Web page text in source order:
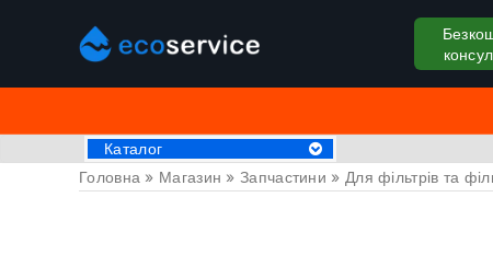
Каталог
Хімія для басейну
Головна » Магазин »Запчастини » Для фільтрів та